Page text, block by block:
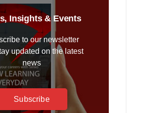
Insights & Events
to our newsletter
updated on the latest
news
Subscribe